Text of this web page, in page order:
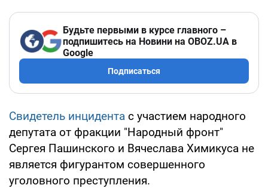
Будьте первыми в курсе главного –
подпишитесь на Новини на OBOZ.UA в
Google
Подписаться
Свидетель инцидента с участием народного
депутата от фракции "Народный фронт"
Сергея Пашинского и Вячеслава Химикуса не
является фигурантом совершенного
уголовного преступления.